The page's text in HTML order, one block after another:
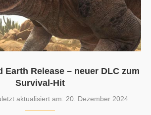
Earth Release – neuer DLC zum
Survival-Hit
aktualisiert am: 20. Dezember 2024